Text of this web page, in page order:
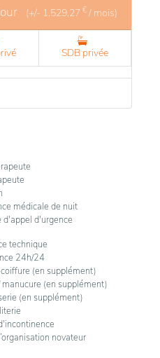
(+/- 1.529,27 € / mois)
SDB privée
médicale de nuit
d'urgence
technique
24h/24
(en supplément)
manucure (en supplément)
(en supplément)
novateur